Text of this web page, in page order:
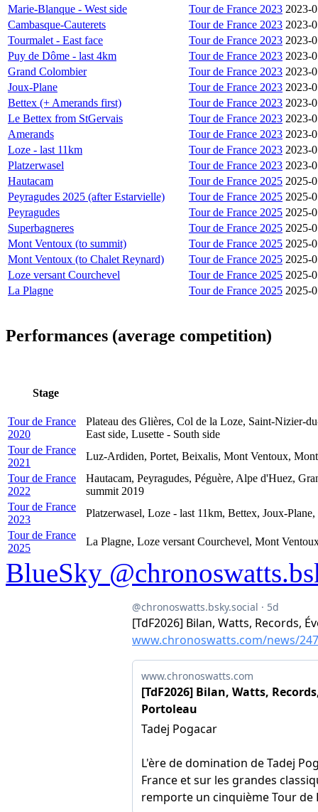
Marie-Blanque - West side
Tour de France 2023 2023-
Cambasque-Cauterets
Tour de France 2023 2023-
Tourmalet - East face
Tour de France 2023 2023-
Puy de Dôme - last 4km
Tour de France 2023 2023-
Grand Colombier
Tour de France 2023 2023-
Joux-Plane
Tour de France 2023 2023-
Bettex (+ Amerands first)
Tour de France 2023 2023-
Le Bettex from StGervais
Tour de France 2023 2023-
Amerands
Tour de France 2023 2023-
Loze - last 11km
Tour de France 2023 2023-
Platzerwasel
Tour de France 2023 2023-
Hautacam
Tour de France 2025 2025-
Peyragudes 2025 (after Estarvielle)
Tour de France 2025 2025-
Peyragudes
Tour de France 2025 2025-
Superbagneres
Tour de France 2025 2025-
Mont Ventoux (to summit)
Tour de France 2025 2025-
Mont Ventoux (to Chalet Reynard)
Tour de France 2025 2025-
Loze versant Courchevel
Tour de France 2025 2025-
La Plagne
Tour de France 2025 2025-
Performances (average competition)
Stage
Tour de France
2020
Plateau des Glières, Col de la Loze, Saint-Nizier-
East side, Lusette - South side
Tour de France
2021
Luz-Ardiden, Portet, Beixalis, Mont Ventoux,
Tour de France
2022
Hautacam, Peyragudes, Péguère, Alpe d'Huez,
summit 2019
Tour de France
2023
Platzerwasel, Loze - last 11km, Bettex, Joux-
Tour de France
2025
La Plagne, Loze versant Courchevel, Mont
BlueSky